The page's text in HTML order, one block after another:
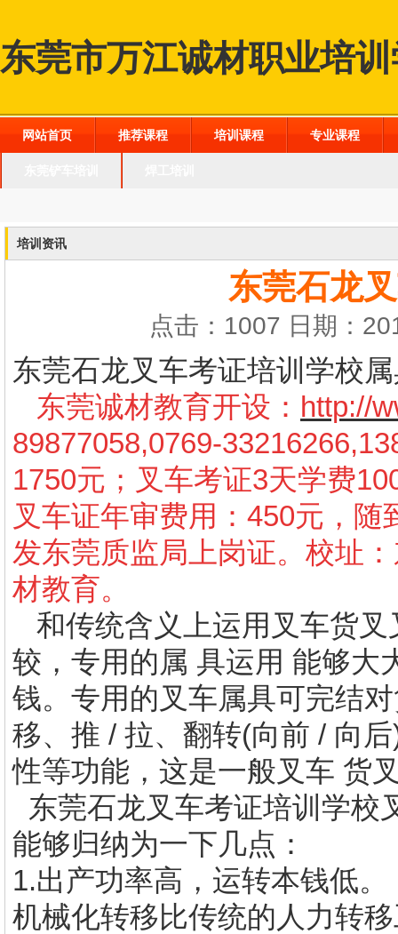
东莞市万江诚材职业培
网站首页 推荐课程 培训课程 专业课程
培训资讯
东莞石龙
点击：1007 日期：
东莞石龙叉车考证培训学校
东莞诚材教育开设： http://
89877058,0769-
1750元；叉车考证3天学费
叉车证年审费用：450元，
发东莞质监局上岗证。校址
材教育。
和传统含义上运用叉车货
较，专用的属 具运用 能够大
钱。专用的叉车属具可完结
移、推 / 拉、翻转(向前 / 向
性等功能，这是一般叉车 货
东莞石龙叉车考证培训学校
能够归纳为一下几点：
1.出产功率高，运转本钱低。
机械化转移比传统的人力转